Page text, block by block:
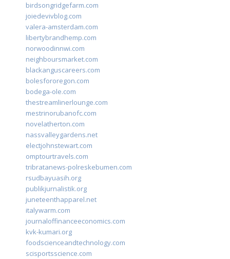
birdsongridgefarm.com
joiedevivblog.com
valera-amsterdam.com
libertybrandhemp.com
norwoodinnwi.com
neighboursmarket.com
blackanguscareers.com
bolesfororegon.com
bodega-ole.com
thestreamlinerlounge.com
mestrinorubanofc.com
novelatherton.com
nassvalleygardens.net
electjohnstewart.com
omptourtravels.com
tribratanews-polreskebumen.com
rsudbayuasih.org
publikjurnalistik.org
juneteenthapparel.net
italywarm.com
journaloffinanceeconomics.com
kvk-kumari.org
foodscienceandtechnology.com
scisportsscience.com